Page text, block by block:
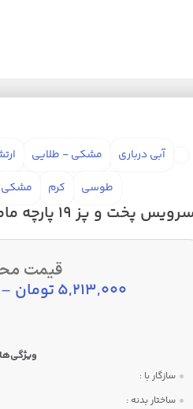
آبی درباری
مشکی - طلایی
طوسی
کرم مشکی
سرویس پخت و پز 19 پارچه ماموت کد 003
قیمت
5,213,000تومان –
سازگار با :
ساختار بدنه :